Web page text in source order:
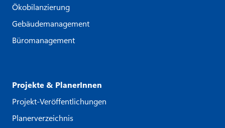
Ökobilanzierung
Gebäudemanagement
Büromanagement
Projekte & PlanerInnen
Projekt-Veröffentlichungen
Planerverzeichnis